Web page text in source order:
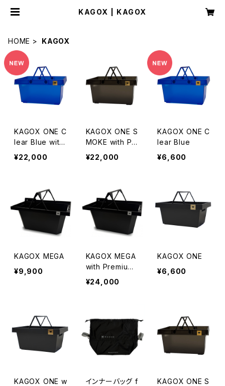
KAGOX | KAGOX
HOME KAGOX
KAGOX ONE C
lear Blue with
Premium Clips
¥22,000
KAGOX ONE S
MOKE with Pr
emium Clips
¥22,000
KAGOX ONE C
lear Blue
¥6,600
KAGOX MEGA
¥9,900
KAGOX MEGA
with Premium
Clips
¥24,000
KAGOX ONE
¥6,600
KAGOX ONE w
インナーバッグ f
KAGOX ONE S